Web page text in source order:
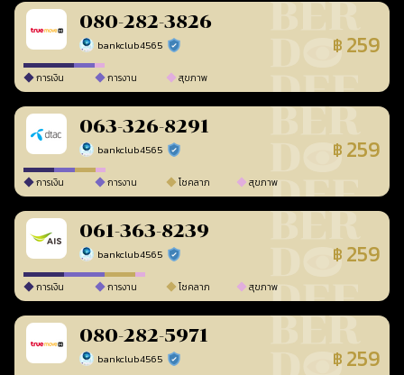
080-282-3826
bankclub4565 ร้านยืนยันแล้ว ฿ 259
การเงิน การงาน สุขภาพ
063-326-8291
bankclub4565 ร้านยืนยันแล้ว ฿ 259
การเงิน การงาน โชคลาภ สุขภาพ
061-363-8239
bankclub4565 ร้านยืนยันแล้ว ฿ 259
การเงิน การงาน โชคลาภ สุขภาพ
080-282-5971
bankclub4565 ร้านยืนยันแล้ว ฿ 259